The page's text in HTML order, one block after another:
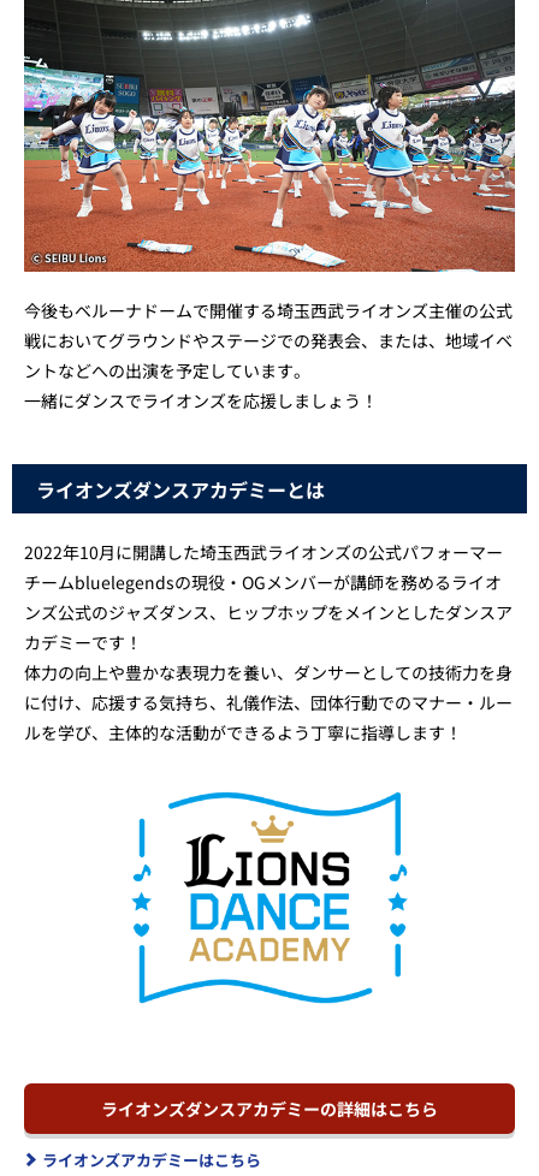
今後もベルーナドームで開催する埼玉西武ライオンズ主催の公式
戦においてグラウンドやステージでの発表会、または、地域イベ
ントなどへの出演を予定しています。​
一緒にダンスでライオンズを応援しましょう！
ライオンズダンスアカデミーとは
2022年10月に開講した埼玉西武ライオンズの公式パフォーマー
チームbluelegendsの現役・OGメンバーが講師を務めるライオ
ンズ公式のジャズダンス、ヒップホップをメインとしたダンスア
カデミーです！
体力の向上や豊かな表現力を養い、ダンサーとしての技術力を身
に付け、応援する気持ち、礼儀作法、団体行動でのマナー・ルー
ルを学び、主体的な活動ができるよう丁寧に指導します！
ライオンズダンスアカデミーの詳細はこちら
ライオンズアカデミーはこちら